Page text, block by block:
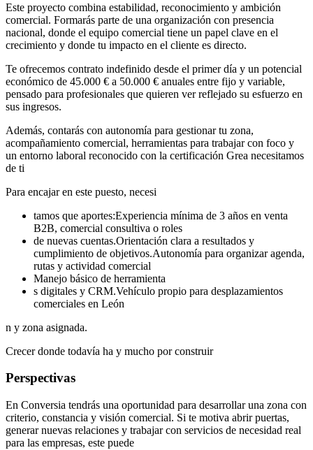
Este proyecto combina estabilidad, reconocimiento y ambición
comercial. Formarás parte de una organización con presencia
nacional, donde el equipo comercial tiene un papel clave en el
crecimiento y donde tu impacto en el cliente es directo.
Te ofrecemos contrato indefinido desde el primer día y un potencial
económico de 45.000 € a 50.000 € anuales entre fijo y variable,
pensado para profesionales que quieren ver reflejado su esfuerzo en
sus ingresos.
Además, contarás con autonomía para gestionar tu zona,
acompañamiento comercial, herramientas para trabajar con foco y
un entorno laboral reconocido con la certificación Grea necesitamos
de ti
Para encajar en este puesto, necesi
tamos que aportes:Experiencia mínima de 3 años en venta
B2B, comercial consultiva o roles
de nuevas cuentas.Orientación clara a resultados y
cumplimiento de objetivos.Autonomía para organizar agenda,
rutas y actividad comercial
Manejo básico de herramienta
s digitales y CRM.Vehículo propio para desplazamientos
comerciales en León
n y zona asignada.
Crecer donde todavía ha y mucho por construir
Perspectivas
En Conversia tendrás una oportunidad para desarrollar una zona con
criterio, constancia y visión comercial. Si te motiva abrir puertas,
generar nuevas relaciones y trabajar con servicios de necesidad real
para las empresas, este puede